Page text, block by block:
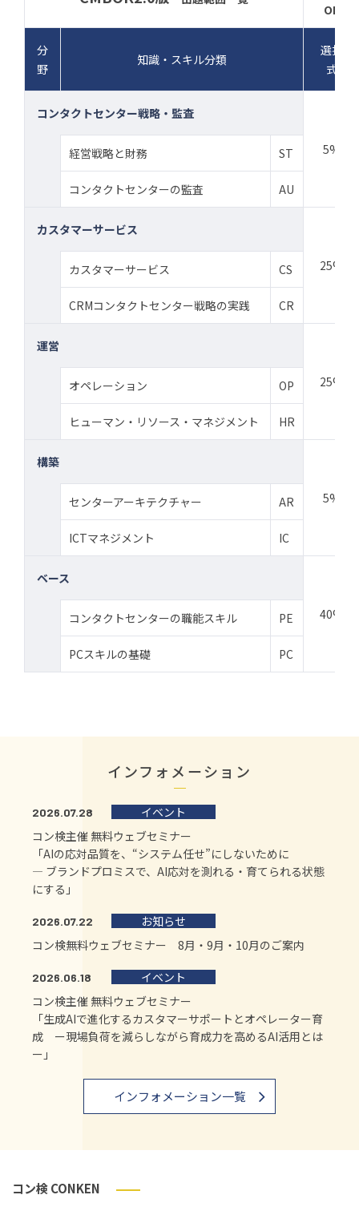
OP
分
野
知識・スキル分類
選択
式
コンタクトセンター戦略・監査
5%
経営戦略と財務 ST
コンタクトセンターの監査 AU
カスタマーサービス
25%
カスタマーサービス CS
CRMコンタクトセンター戦略の実践 CR
運営
25%
オペレーション OP
ヒューマン・リソース・マネジメント HR
構築
5%
センターアーキテクチャー AR
ICTマネジメント IC
ベース
40%
コンタクトセンターの職能スキル PE
PCスキルの基礎 PC
インフォメーション
2026.07.28
イベント
コン検主催 無料ウェブセミナー
「AIの応対品質を、“システム任せ”にしないために
― ブランドプロミスで、AI応対を測れる・育てられる状態
にする」
2026.07.22
お知らせ
コン検無料ウェブセミナー 8月・9月・10月のご案内
2026.06.18
イベント
コン検主催 無料ウェブセミナー
「生成AIで進化するカスタマーサポートとオペレーター育
成 ー現場負荷を減らしながら育成力を高めるAI活用とは
ー」
インフォメーション一覧
コン検 CONKEN